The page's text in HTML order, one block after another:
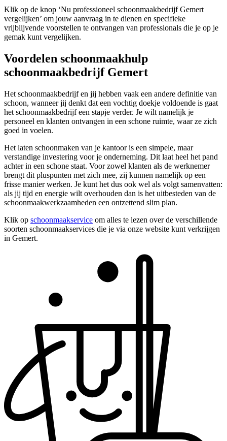
Klik op de knop ‘Nu professioneel schoonmaakbedrijf Gemert
vergelijken’ om jouw aanvraag in te dienen en specifieke
vrijblijvende voorstellen te ontvangen van professionals die je op je
gemak kunt vergelijken.
Voordelen schoonmaakhulp
schoonmaakbedrijf Gemert
Het schoonmaakbedrijf en jij hebben vaak een andere definitie van
schoon, wanneer jij denkt dat een vochtig doekje voldoende is gaat
het schoonmaakbedrijf een stapje verder. Je wilt namelijk je
personeel en klanten ontvangen in een schone ruimte, waar ze zich
goed in voelen.
Het laten schoonmaken van je kantoor is een simpele, maar
verstandige investering voor je onderneming. Dit laat heel het pand
achter in een schone staat. Voor zowel klanten als de werknemer
brengt dit pluspunten met zich mee, zij kunnen namelijk op een
frisse manier werken. Je kunt het dus ook wel als volgt samenvatten:
als jij tijd en energie wilt overhouden dan is het uitbesteden van de
schoonmaakwerkzaamheden een ontzettend slim plan.
Klik op schoonmaakservice om alles te lezen over de verschillende
soorten schoonmaakservices die je via onze website kunt verkrijgen
in Gemert.